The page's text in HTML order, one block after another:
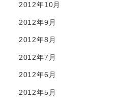
2012年10月
2012年9月
2012年8月
2012年7月
2012年6月
2012年5月